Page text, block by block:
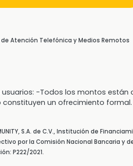
Atención Telefónica y Medios Remotos
-Todos los montos
un ofrecimiento
S.A. de C.V., Institución de
por la Comisión Nacional Bancaria y
P222/2021.